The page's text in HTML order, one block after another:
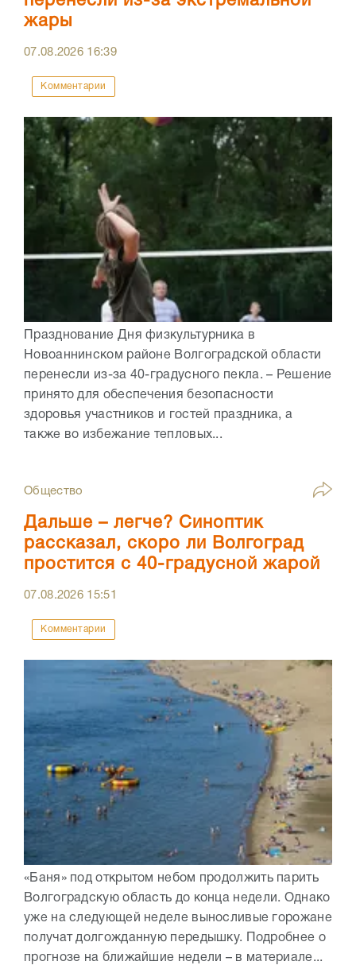
жары
07.08.2026 16:39
Комментарии
Празднование Дня физкультурника в
Новоаннинском районе Волгоградской области
перенесли из-за 40-градусного пекла. – Решение
принято для обеспечения безопасности
здоровья участников и гостей праздника, а
также во избежание тепловых...
Общество
Дальше – легче? Синоптик
рассказал, скоро ли Волгоград
простится с 40-градусной жарой
07.08.2026 15:51
Комментарии
«Баня» под открытом небом продолжить парить
Волгоградскую область до конца недели. Однако
уже на следующей неделе выносливые горожане
получат долгожданную передышку. Подробнее о
прогнозе на ближайшие недели – в материале...